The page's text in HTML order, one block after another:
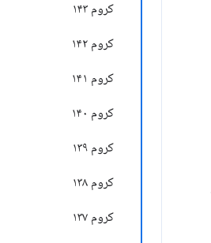
کروم ۱۴۳
کروم ۱۴۲
کروم ۱۴۱
کروم ۱۴۰
کروم ۱۳۹
کروم ۱۳۸
کروم ۱۳۷